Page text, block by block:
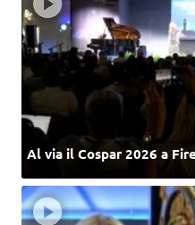
Al via il Cospar 2026 a